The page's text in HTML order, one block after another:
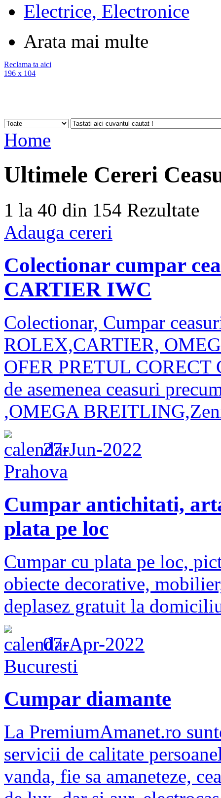
Electrice, Electronice
Arata mai multe
Reclama ta aici
196 x 104
Home
Ultimele Cereri
1 la 40 din 154 Rezultate
Adauga cereri
Colectionar cumpar
CARTIER IWC
Colectionar, Cumpar
ROLEX,CARTIER,
OFER PRETUL CORECT
de asemenea ceasuri
,OMEGA
27-Jun-2022
Prahova
Cumpar antichitati,
plata pe loc
Cumpar cu plata pe loc,
obiecte decorative,
deplasez gratuit la
07-Apr-2022
Bucuresti
Cumpar diamante
La PremiumAmanet.ro
servicii de calitate
vanda, fie sa amaneteze,